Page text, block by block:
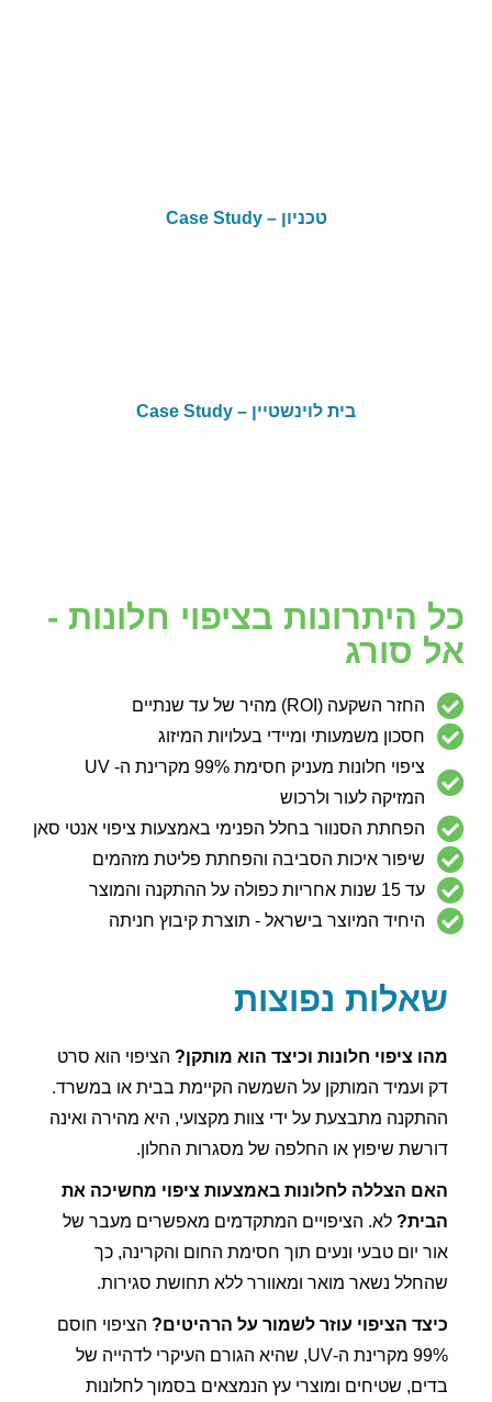
טכניון – Case Study
בית לוינשטיין – Case Study
כל היתרונות בציפוי חלונות -
אל סורג
החזר השקעה (ROI) מהיר של עד שנתיים
חסכון משמעותי ומיידי בעלויות המיזוג
ציפוי חלונות מעניק חסימת 99% מקרינת ה- UV
המזיקה לעור ולרכוש
הפחתת הסנוור בחלל הפנימי באמצעות ציפוי אנטי סאן
שיפור איכות הסביבה והפחתת פליטת מזהמים
עד 15 שנות אחריות כפולה על ההתקנה והמוצר
היחיד המיוצר בישראל - תוצרת קיבוץ חניתה
שאלות נפוצות
מהו ציפוי חלונות וכיצד הוא מותקן?הציפוי הוא סרט
דק ועמיד המותקן על השמשה הקיימת בבית או במשרד.
ההתקנה מתבצעת על ידי צוות מקצועי, היא מהירה ואינה
דורשת שיפוץ או החלפה של מסגרות החלון.
האם הצללה לחלונות באמצעות ציפוי מחשיכה את
הבית?לא. הציפויים המתקדמים מאפשרים מעבר של
אור יום טבעי ונעים תוך חסימת החום והקרינה, כך
שהחלל נשאר מואר ומאוורר ללא תחושת סגירות.
כיצד הציפוי עוזר לשמור על הרהיטים?הציפוי חוסם
99% מקרינת ה-UV, שהיא הגורם העיקרי לדהייה של
בדים, שטיחים ומוצרי עץ הנמצאים בסמוך לחלונות